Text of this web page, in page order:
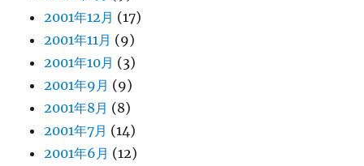
2001年12月 (17)
2001年11月 (9)
2001年10月 (3)
2001年9月 (9)
2001年8月 (8)
2001年7月 (14)
2001年6月 (12)